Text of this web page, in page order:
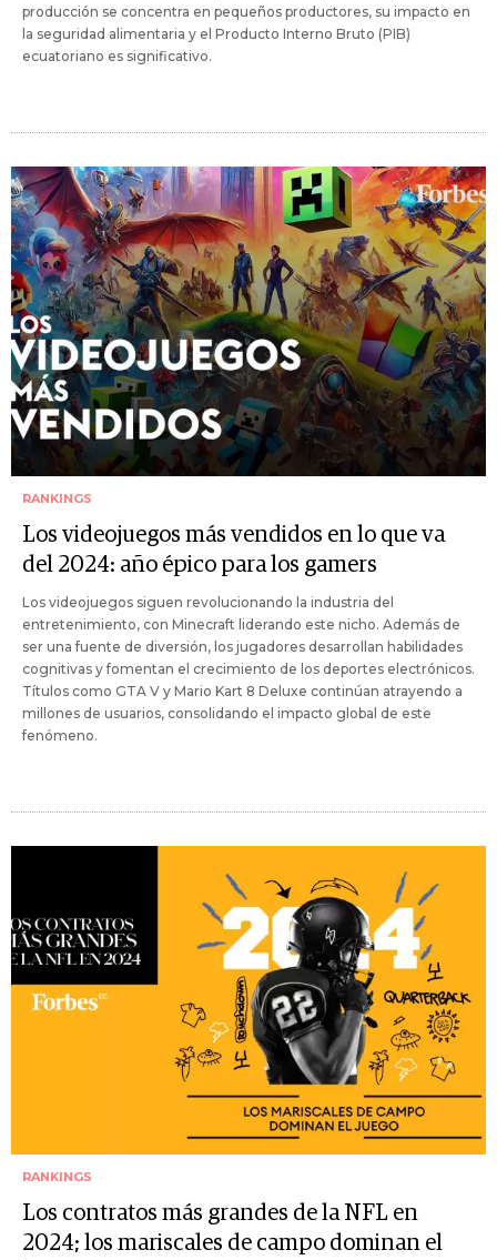
producción se concentra en pequeños productores, su impacto en
la seguridad alimentaria y el Producto Interno Bruto (PIB)
ecuatoriano es significativo.
RANKINGS
Los videojuegos más vendidos en lo que va
del 2024: año épico para los gamers
Los videojuegos siguen revolucionando la industria del
entretenimiento, con Minecraft liderando este nicho. Además de
ser una fuente de diversión, los jugadores desarrollan habilidades
cognitivas y fomentan el crecimiento de los deportes electrónicos.
Títulos como GTA V y Mario Kart 8 Deluxe continúan atrayendo a
millones de usuarios, consolidando el impacto global de este
fenómeno.
RANKINGS
Los contratos más grandes de la NFL en
2024; los mariscales de campo dominan el